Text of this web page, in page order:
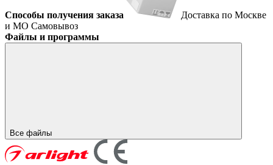
Способы получения заказа
Доставка по Москве
и МО Самовывоз
Файлы и программы
Все файлы